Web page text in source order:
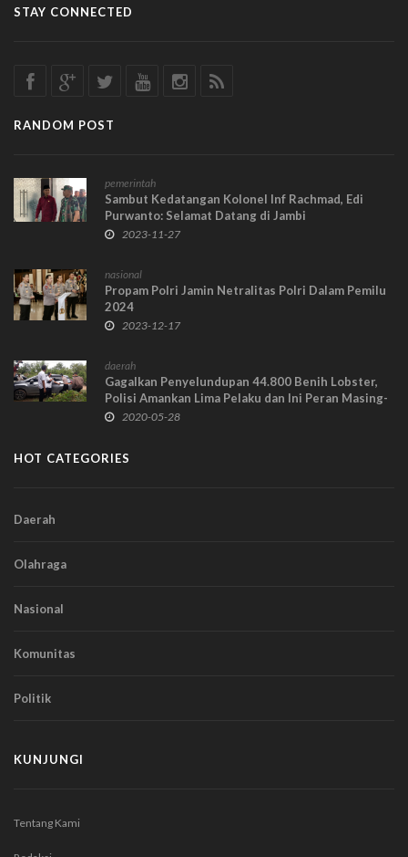
STAY CONNECTED
RANDOM POST
pemerintah
Sambut Kedatangan Kolonel Inf Rachmad, Edi
Purwanto: Selamat Datang di Jambi
2023-11-27
nasional
Propam Polri Jamin Netralitas Polri Dalam Pemilu
2024
2023-12-17
daerah
Gagalkan Penyelundupan 44.800 Benih Lobster,
Polisi Amankan Lima Pelaku dan Ini Peran Masing-
Masing
2020-05-28
HOT CATEGORIES
Daerah
Olahraga
Nasional
Komunitas
Politik
KUNJUNGI
Tentang Kami